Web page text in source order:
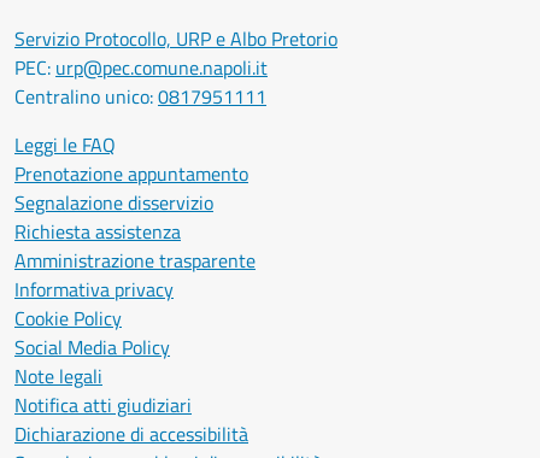
Servizio Protocollo, URP e Albo Pretorio
PEC: urp@pec.comune.napoli.it
Centralino unico:0817951111
Leggi le FAQ
Prenotazione appuntamento
Segnalazione disservizio
Richiesta assistenza
Amministrazione trasparente
Informativa privacy
Cookie Policy
Social Media Policy
Note legali
Notifica atti giudiziari
Dichiarazione di accessibilità